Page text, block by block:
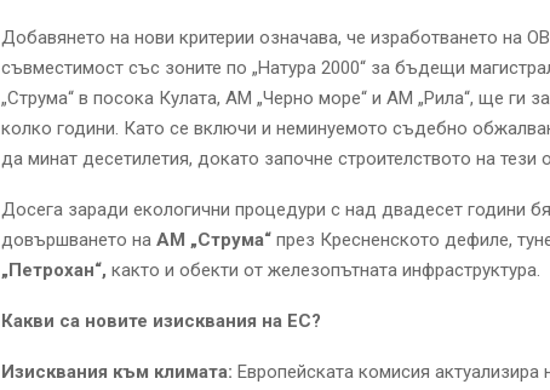
Добавянето на нови критерии означава, че изработването на
съвместимост със зоните по „Натура 2000“ за бъдещи
„Струма“ в посока Кулата, АМ „Черно море“ и АМ „Рила“, ще ги
колко години. Като се включи и неминуемото съдебно
да минат десетилетия, докато започне строителството на тези
Досега заради екологични процедури с над двадесет години
довършването на АМ „Струма“ през Кресненското дефиле,
„Петрохан“, както и обекти от железопътната инфраструктура.
Какви са новите изисквания на ЕС?
Изисквания към климата: Европейската комисия актуализира